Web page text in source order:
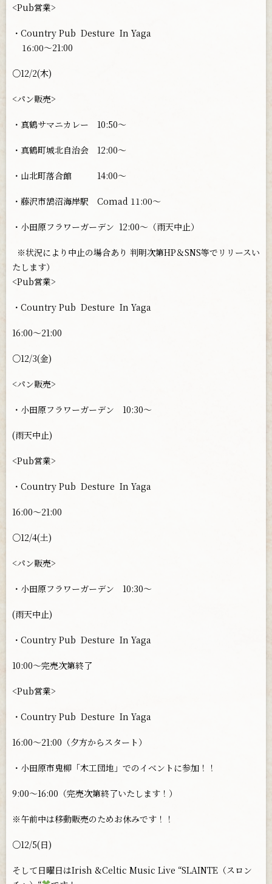
<Pub営業>
・Country Pub Desture In Yaga
16:00〜21:00
○12/2(木)
<パン販売>
・真鶴サマニカレー 10:50〜
・真鶴町城北自治会 12:00〜
・山北町落合館 14:00〜
・藤沢市鵠沼海岸駅 Comad 11:00〜
・小田原フラワーガーデン 12:00〜（雨天中止）
※状況により中止の場合あり 判明次第HP＆SNS等でリリースい
たします）
<Pub営業>
・Country Pub Desture In Yaga
16:00〜21:00
○12/3(金)
<パン販売>
・小田原フラワーガーデン 10:30〜
(雨天中止)
<Pub営業>
・Country Pub Desture In Yaga
16:00〜21:00
○12/4(土)
<パン販売>
・小田原フラワーガーデン 10:30〜
(雨天中止)
・Country Pub Desture In Yaga
10:00〜完売次第終了
<Pub営業>
・Country Pub Desture In Yaga
16:00〜21:00（夕方からスタート）
・小田原市鬼柳「木工団地」でのイベントに参加！！
9:00〜16:00（完売次第終了いたします！）
※午前中は移動販売のためお休みです！！
○12/5(日)
そして日曜日はIrish &Celtic Music Live “SLAINTE（スロン